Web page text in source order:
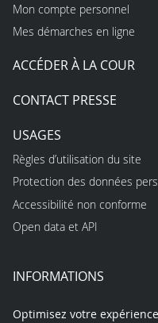
Mon compte personnel
Mes démarches en ligne
ACCÉDER À LA COUR
CONTACT PRESSE
USAGES
Règles d’utilisation du site
Protection des données
Accessibilité non conforme
Open data et API
INFORMATIONS
Optimisez votre